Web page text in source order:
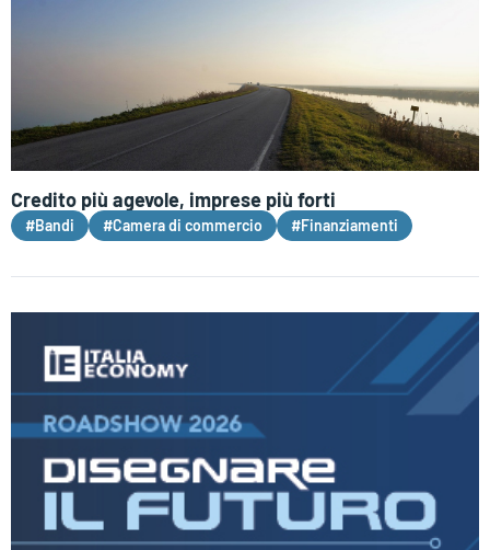
Credito più agevole, imprese più forti
#Bandi #Camera di commercio #Finanziamenti